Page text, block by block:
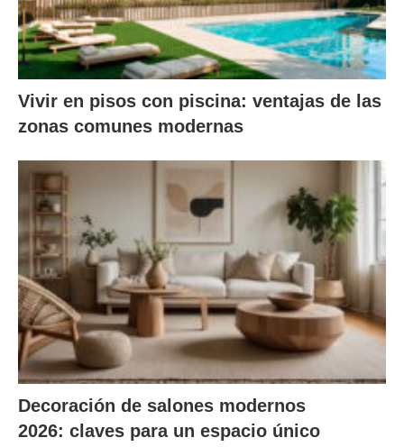
Vivir en pisos con piscina: ventajas de las
zonas comunes modernas
Decoración de salones modernos
2026: claves para un espacio único